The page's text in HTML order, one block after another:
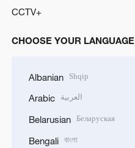
CCTV+
CHOOSE YOUR LANGUAGE
Albanian Shqip
Arabic العربية
Belarusian Беларуская
Bengali বাংলা